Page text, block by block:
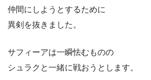
仲間にしようとするために
異剣を抜きました。
サフィーアは一瞬怯むものの
シュラクと一緒に戦おうとします。